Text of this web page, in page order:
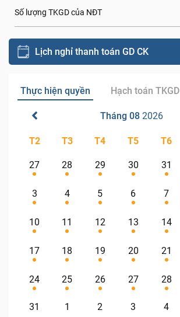
Số lượng TKGD của NĐT
Lịch nghỉ thanh toán GD CK
Thực hiện quyền Hạch toán TKGD
Tháng 08 2026
T2 T3 T4 T5 T6
27 28 29 30 31
3 4 5 6 7
10 11 12 13 14
17 18 19 20 21
24 25 26 27 28
31 1 2 3 4